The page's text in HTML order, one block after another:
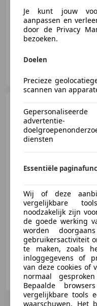
Auto Strijder B.V.
03/2023 26.127 km
Auto Winters I Dealer
NL-6003 DB WEERT
Je kunt jouw
aanpassen en
door de Privacy
bezoeken.
Doelen
Precieze
scannen van
advertentie-
diensten
Essentiële
Wij of deze
vergelijkbare
noodzakelijk zijn
de goede werking
worden
gebruikersactiviteit
te maken, zoals
inloggegevens of
van deze cookies of
normaal
Bepaalde
vergelijkbare tools
waarschuwen. Het